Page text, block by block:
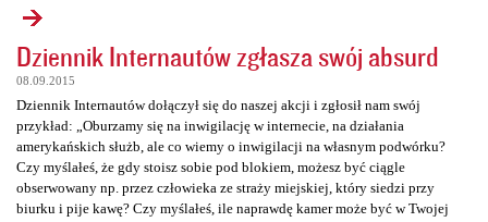
Dziennik Internautów zgłasza swój absurd
08.09.2015
Dziennik Internautów dołączył się do naszej akcji i zgłosił nam swój
przykład: „Oburzamy się na inwigilację w internecie, na działania
amerykańskich służb, ale co wiemy o inwigilacji na własnym podwórku?
Czy myślałeś, że gdy stoisz sobie pod blokiem, możesz być ciągle
obserwowany np. przez człowieka ze straży miejskiej, który siedzi przy
biurku i pije kawę? Czy myślałeś, ile naprawdę kamer może być w Twojej